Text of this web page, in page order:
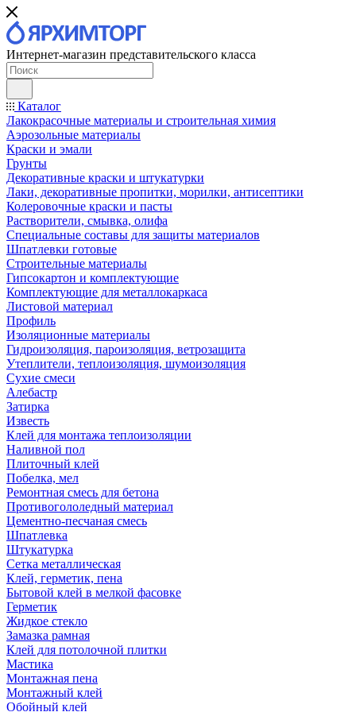
Интернет-магазин представительского класса
Каталог
Лакокрасочные материалы и строительная химия
Аэрозольные материалы
Краски и эмали
Грунты
Декоративные краски и штукатурки
Лаки, декоративные пропитки, морилки, антисептики
Колеровочные краски и пасты
Растворители, смывка, олифа
Специальные составы для защиты материалов
Шпатлевки готовые
Строительные материалы
Гипсокартон и комплектующие
Комплектующие для металлокаркаса
Листовой материал
Профиль
Изоляционные материалы
Гидроизоляция, пароизоляция, ветрозащита
Утеплители, теплоизоляция, шумоизоляция
Сухие смеси
Алебастр
Затирка
Известь
Клей для монтажа теплоизоляции
Наливной пол
Плиточный клей
Побелка, мел
Ремонтная смесь для бетона
Противогололедный материал
Цементно-песчаная смесь
Шпатлевка
Штукатурка
Сетка металлическая
Клей, герметик, пена
Бытовой клей в мелкой фасовке
Герметик
Жидкое стекло
Замазка рамная
Клей для потолочной плитки
Мастика
Монтажная пена
Монтажный клей
Обойный клей